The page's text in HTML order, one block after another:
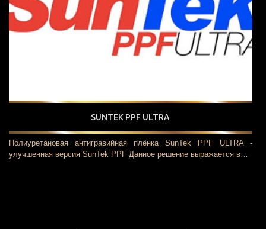
SUNTEK PPF ULTRA
Полиуретановая антигравийная плёнка SunTek PPF ULTRA -
улучшенная версия SunTek PPF Данное решение выражается в…